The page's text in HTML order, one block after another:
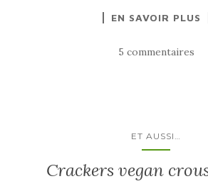
EN SAVOIR PLUS
5 commentaires
ET AUSSI…
Crackers vegan